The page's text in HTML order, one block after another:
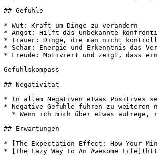
## Gefühle
* Wut: Kraft um Dinge zu verändern
* Angst: Hilft das Unbekannte
* Trauer: Dinge, die man nicht
* Scham: Energie und Erkenntnis das
* Freude: Motiviert und zeigt, dass
Gefühlskompass
## Negativität
* In allem Negativen etwas Positives
* Negative Gefühle führen zu weiteren
## Erwartungen
* [The Expectation Effect: How Your
* [The Lazy Way To An Awesome